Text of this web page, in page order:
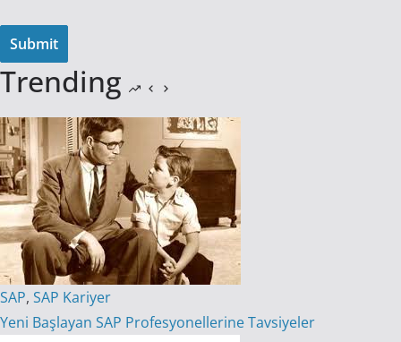
Trending
SAP, SAP Kariyer
Yeni Başlayan SAP Profesyonellerine Tavsiyeler